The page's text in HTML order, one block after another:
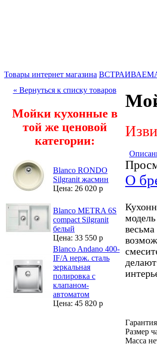
Товары интернет магазина
« Вернуться к списку товаров
Мойки кухонные в
той же ценовой
категории:
Blanco RONDO
Silgranit жасмин
Цена: 26 020 р
Blanco METRA 6S
compact Silgranit
белый
Цена: 33 550 р
Blanco Andano 400-
IF/A нерж. сталь
зеркальная
полировка с
клапаном-
автоматом
Цена: 45 820 р
О
Размер
Масса